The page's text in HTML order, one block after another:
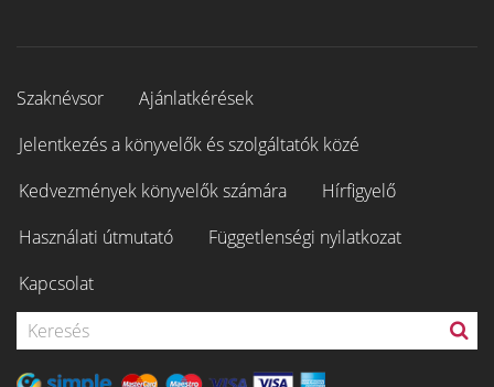
Szaknévsor
Ajánlatkérések
Jelentkezés a könyvelők és szolgáltatók közé
Kedvezmények könyvelők számára
Hírfigyelő
Használati útmutató
Függetlenségi nyilatkozat
Kapcsolat